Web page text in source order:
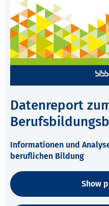
Datenreport
Informationen und
beruflichen Bildung
Show